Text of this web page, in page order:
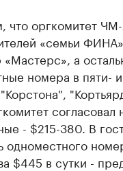
что оргкомитет
«семьи
«Мастерс», а
номера в пяти-
согласовал
- $215-380. В
одноместного
$445 в сутки -